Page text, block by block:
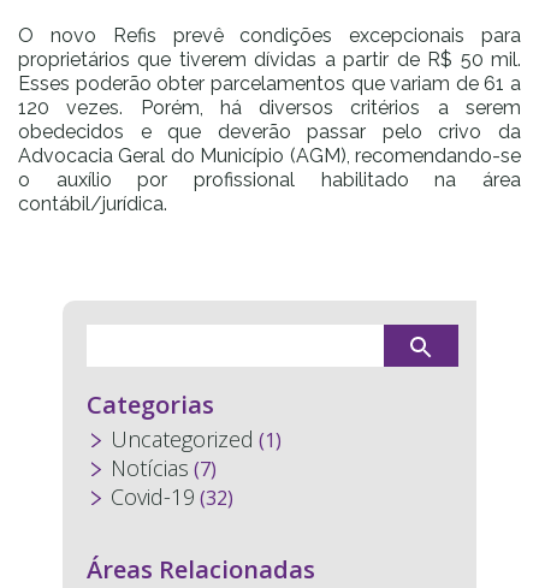
O novo Refis prevê condições excepcionais para
proprietários que tiverem dívidas a partir de R$ 50 mil.
Esses poderão obter parcelamentos que variam de 61 a
120 vezes. Porém, há diversos critérios a serem
obedecidos e que deverão passar pelo crivo da
Advocacia Geral do Município (AGM), recomendando-se
o auxílio por profissional habilitado na área
contábil/jurídica.
Categorias
Uncategorized (1)
Notícias (7)
Covid-19 (32)
Áreas Relacionadas